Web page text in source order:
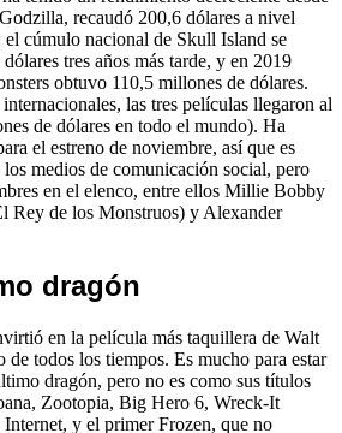
recaudó 200,6 dólares a nivel
cúmulo nacional de Skull Island se
tres años más tarde, y en 2019
obtuvo 110,5 millones de dólares.
las tres películas llegaron al
de dólares en todo el mundo). Ha
el estreno de noviembre, así que es
medios de comunicación social, pero
en el elenco, entre ellos Millie Bobby
Rey de los Monstruos) y Alexander
dragón
en la película más taquillera de Walt
todos los tiempos. Es mucho para estar
dragón, pero no es como sus títulos
Zootopia, Big Hero 6, Wreck-It
y el primer Frozen, que no